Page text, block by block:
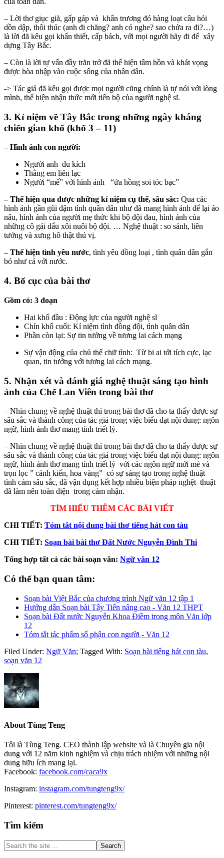
– Lời thơ giục giã, gấp gáp và khẩn trương đó hàng loạt câu hỏi
dồn dập, thôi thúc (anh đi chăng? anh có nghe? sao chửa ra đi?…)
là lời đã kêu gọi khẩn thiết, cấp bách, với mọi người hãy đi để xây
dựng Tây Bắc.
– Còn là lời tự vấn đầy trăn trở đã thể hiện tâm hồn và khát vọng
được hòa nhập vào cuộc sống của nhân dân.
-> Tác giả đã kêu gọi được mọi người cũng chính là tự nói với lòng
mình, thể hiện nhận thức mới tiến bộ của người nghệ sĩ.
3. Kỉ niệm về Tây Bắc trong những ngày kháng
chiến gian khổ (khổ 3 – 11)
– Hình ảnh con người:
Người anh du kích
Thằng em liên lạc
Người “mế” với hình ảnh “ửa hồng soi tóc bạc”
– Thể hiện qua được những kỉ niệm cụ thể, sâu sắc: Qua các
hình ảnh gần gũi đậm tình quân dân như đã mang hình ảnh để lại áo
nâu, hình ảnh của người mẹ thức khi bộ đội đau, hình ảnh của
những cô gái dấu xôi nuôi bộ đội. … Nghệ thuật : so sánh, liên
tưởng và xưng hô thật thú vị.
– Thể hiện tình yêu nước, tình yêu đồng loại , tình quân dân gắn
bó như cá với nước.
4. Bố cục của bài thơ
Gồm có: 3 đoạn
Hai khổ đầu : Động lực của người nghệ sĩ
Chín khổ cuối: Kỉ niệm tình đồng đội, tình quân dân
Phần còn lại: Sự tin tưởng về tương lai cách mạng
Sự vận động của chủ thể chữ tình: Từ bi ai tới tích cực, lạc
quan, tin tưởng với tương lai cách mạng.
5. Nhận xét và đánh giá nghệ thuật sáng tạo hình
ảnh của Chế Lan Viên trong bài thơ
– Nhìn chung về nghệ thuật thì trong bài thơ đã cho ta thấy được sự
sâu sắc và thành công của tác giả trong việc biểu đạt nội dung: ngôn
ngữ, hình ảnh thơ mang tính triết lý.
– Nhìn chung về nghệ thuật thì trong bài thơ đã cho ta thấy được sự
sâu sắc và thành công của tác giả trong việc biểu đạt nội dung: ngôn
ngữ, hình ảnh thơ mang tính triết lý với các ngôn ngữ mới mẻ và
trọn lọc ” cánh kiến, hoa vàng” có sự sáng tạo trong nghệ thuật
tình cảm sâu sắc, đã vận dụng kết hợp nhiều biện pháp nghệt thuật
đã làm nên toàn diện trong cảm nhận.
TÌM HIỂU THÊM CÁC BÀI VIẾT
CHI TIẾT: Tóm tắt nội dung bài thơ tiếng hát con tàu
CHI TIẾT: Soạn bài bài thơ Đất Nước Nguyễn Đình Thi
Tổng hợp tất cả các bài soạn văn: Ngữ văn 12
Có thể bạn quan tâm:
Soạn bài Việt Bắc của chương trình Ngữ văn 12 tập 1
Hướng dẫn Soạn bài Tây Tiến nâng cao - Văn 12 THPT
Soạn bài Đất nước Nguyễn Khoa Điềm trong môn Văn lớp
12
Tóm tắt tác phẩm số phận con người - Văn 12
Filed Under: Ngữ Văn; Tagged With: Soạn bài tiếng hát con tàu,
soạn văn 12
About Tùng Teng
Tôi là Tùng Teng. CEO thành lập website và là Chuyên gia nội
dung với 12 năm kinh nghiệm và chịu trách nhiệm với những nội
dung hữu ích mang lại.
Facebook: facebook.com/caca9x
Instagram: instagram.com/tungteng9x/
Pinterest: pinterest.com/tungteng9x/
Primary
Sidebar
Tìm kiếm
Search
the